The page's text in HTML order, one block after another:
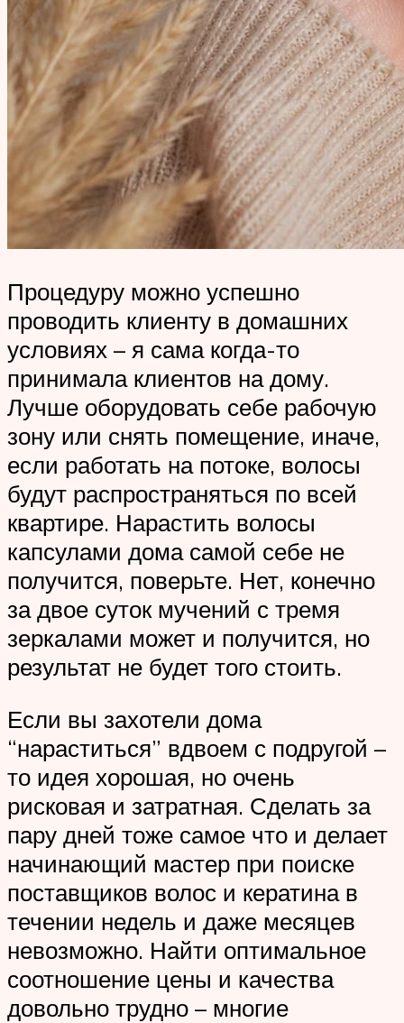
Процедуру можно успешно
проводить клиенту в домашних
условиях – я сама когда-то
принимала клиентов на дому.
Лучше оборудовать себе рабочую
зону или снять помещение, иначе,
если работать на потоке, волосы
будут распространяться по всей
квартире. Нарастить волосы
капсулами дома самой себе не
получится, поверьте. Нет, конечно
за двое суток мучений с тремя
зеркалами может и получится, но
результат не будет того стоить.
Если вы захотели дома
“нараститься” вдвоем с подругой –
то идея хорошая, но очень
рисковая и затратная. Сделать за
пару дней тоже самое что и делает
начинающий мастер при поиске
поставщиков волос и кератина в
течении недель и даже месяцев
невозможно. Найти оптимальное
соотношение цены и качества
довольно трудно – многие